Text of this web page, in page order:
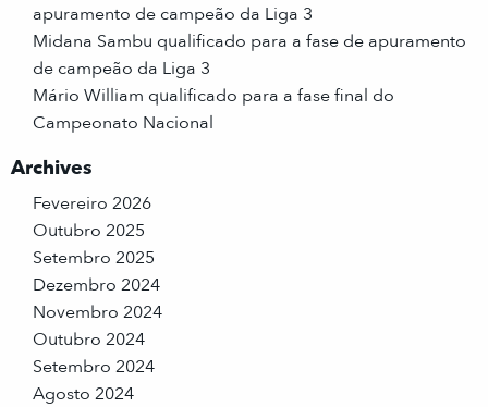
apuramento de campeão da Liga 3
Midana Sambu qualificado para a fase de apuramento
de campeão da Liga 3
Mário William qualificado para a fase final do
Campeonato Nacional
Archives
Fevereiro 2026
Outubro 2025
Setembro 2025
Dezembro 2024
Novembro 2024
Outubro 2024
Setembro 2024
Agosto 2024